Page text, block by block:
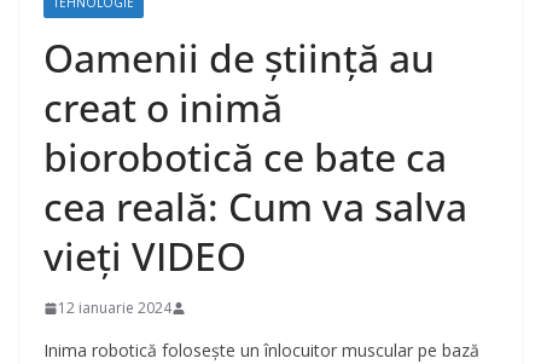
Oamenii de știință au
creat o inimă
biorobotică ce bate ca
cea reală: Cum va salva
vieți VIDEO
12 ianuarie 2024
Inima robotică folosește un înlocuitor muscular pe bază